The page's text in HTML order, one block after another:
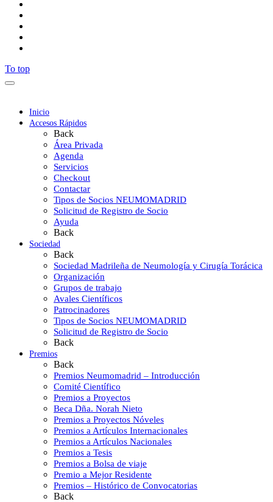
To top
Inicio
Accesos Rápidos
Back
Área Privada
Agenda
Servicios
Checkout
Contactar
Tipos de Socios NEUMOMADRID
Solicitud de Registro de Socio
Ayuda
Back
Sociedad
Back
Sociedad Madrileña de Neumología y Cirugía Torácica
Organización
Grupos de trabajo
Avales Científicos
Patrocinadores
Tipos de Socios NEUMOMADRID
Solicitud de Registro de Socio
Back
Premios
Back
Premios Neumomadrid – Introducción
Comité Científico
Premios a Proyectos
Beca Dña. Norah Nieto
Premios a Proyectos Nóveles
Premios a Artículos Internacionales
Premios a Artículos Nacionales
Premios a Tesis
Premios a Bolsa de viaje
Premio a Mejor Residente
Premios – Histórico de Convocatorias
Back